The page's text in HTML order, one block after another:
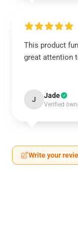
This product
great attention
J Jade
Verified
Write your